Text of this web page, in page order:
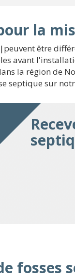
la
être
avant
la région de
septique sur
fosses